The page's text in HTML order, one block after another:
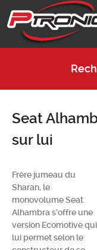
Seat
sur lui
Frère jumeau du
Sharan, le
monovolume Seat
Alhambra s'offre une
version Ecomotive qui
lui permet selon le